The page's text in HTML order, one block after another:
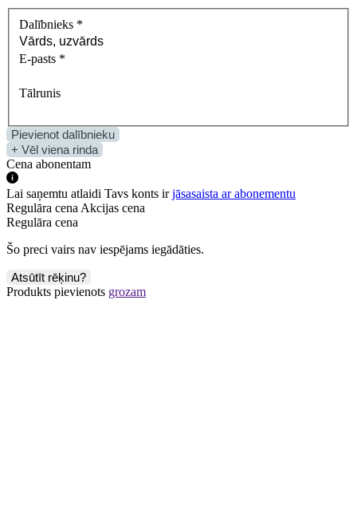
Dalībnieks *
E-pasts *
Tālrunis
Pievienot dalībnieku
+ Vēl viena rinda
Cena abonentam
Lai saņemtu atlaidi Tavs konts irjāsasaista ar abonementu
Regulāra cena Akcijas cena
Regulāra cena
Šo preci vairs nav iespējams iegādāties.
Atsūtīt rēķinu?
Produkts pievienots grozam